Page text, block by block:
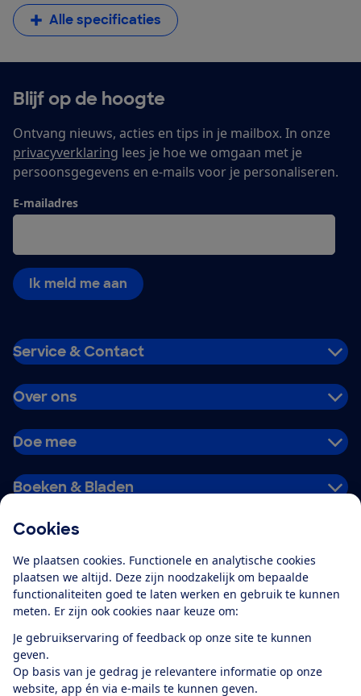
Cookies
We plaatsen cookies. Functionele en analytische cookies
plaatsen we altijd. Deze zijn noodzakelijk om bepaalde
functionaliteiten goed te laten werken en gebruik te kunnen
meten. Er zijn ook cookies naar keuze om:
Je gebruikservaring of feedback op onze site te kunnen
geven.
Op basis van je gedrag je relevantere informatie op onze
website, app én via e-mails te kunnen geven.
Alle specificaties
Blijf op de hoogte
Ontvang nieuws, acties en tips in je mailbox. In onze
privacyverklaring lees je hoe we omgaan met je
persoonsgegevens en e-mails voor je personaliseren.
E-mailadres
Ik meld me aan
Service & Contact
Over ons
Doe mee
Boeken & Bladen
Alles over de
app
Algemene Voorwaarden Privacyverklaring